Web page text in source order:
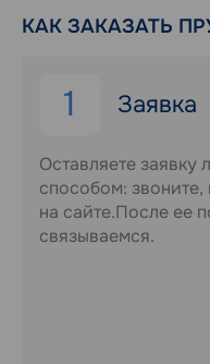
КАК ЗАКАЗАТЬ
1 Заявка
Оставляете
способом:
на сайте.После ее
связываемся.